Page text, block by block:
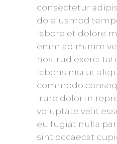
consectetur
do eiusmod
labore et dolore
enim ad minim
nostrud exerci
laboris nisi ut
commodo
irure dolor in
voluptate velit
eu fugiat nulla
sint occaecat